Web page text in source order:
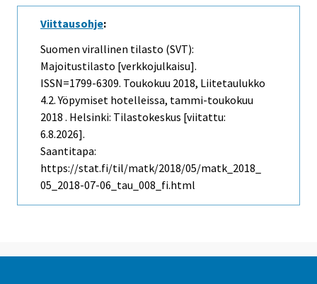
Viittausohje:
Suomen virallinen tilasto (SVT):
Majoitustilasto [verkkojulkaisu].
ISSN=1799-6309. Toukokuu 2018, Liitetaulukko
4.2. Yöpymiset hotelleissa, tammi-toukokuu
2018 . Helsinki: Tilastokeskus [viitattu:
6.8.2026].
Saantitapa:
https://stat.fi/til/matk/2018/05/matk_2018_
05_2018-07-06_tau_008_fi.html